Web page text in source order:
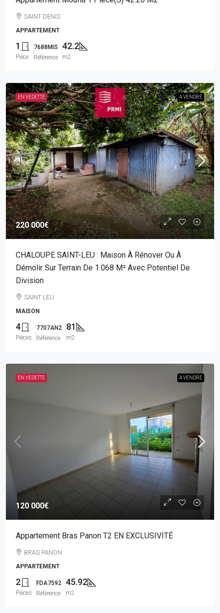
SAINT DENIS
APPARTEMENT
1
Pièce
7688MIS
Référence
42.2
m2
EN VEDETTE A VENDRE
220 000€
CHALOUPE SAINT-LEU : Maison À Rénover Ou À
Démolir Sur Terrain De 1.068 M² Avec Potentiel De
Division
SAINT LEU
MAISON
4
Pièces
7707AN2
Référence
81
m2
EN VEDETTE A VENDRE
120 000€
Appartement Bras Panon T2 EN EXCLUSIVITÉ
BRAS PANON
APPARTEMENT
2
Pièces
FDA7592
Référence
45.92
m2